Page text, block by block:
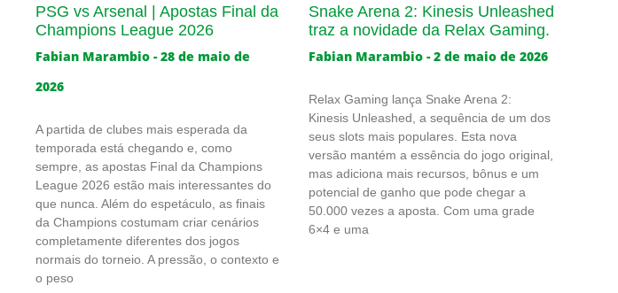
PSG vs Arsenal | Apostas Final da
Champions League 2026
Fabian Marambio
28 de maio de
2026
A partida de clubes mais esperada da
temporada está chegando e, como
sempre, as apostas Final da Champions
League 2026 estão mais interessantes do
que nunca. Além do espetáculo, as finais
da Champions costumam criar cenários
completamente diferentes dos jogos
normais do torneio. A pressão, o contexto e
o peso
Snake Arena 2: Kinesis Unleashed
traz a novidade da Relax Gaming.
Fabian Marambio 2 de maio de 2026
Relax Gaming lança Snake Arena 2:
Kinesis Unleashed, a sequência de um dos
seus slots mais populares. Esta nova
versão mantém a essência do jogo original,
mas adiciona mais recursos, bônus e um
potencial de ganho que pode chegar a
50.000 vezes a aposta. Com uma grade
6×4 e uma